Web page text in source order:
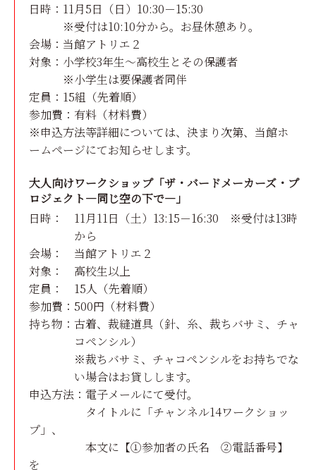
日時： 11月5日（日）10:30－15:30
※受付は10:10分から。お昼休憩あり。
会場： 当館アトリエ２
対象： 小学校3年生～高校生とその保護者
※小学生は要保護者同伴
定員： 15組（先着順）
参加費：有料（材料費）
※申込方法等詳細については、決まり次第、当館ホ
ームページにてお知らせします。
大人向けワークショップ「ザ・バードメーカーズ・プ
ロジェクト―同じ空の下で―」
日時：
11月11日（土）13:15－16:30 ※受付は13時
から
会場：
当館アトリエ２
対象：
高校生以上
定員：
15人（先着順）
参加費： 500円（材料費）
持ち物： 古着、裁縫道具（針、糸、裁ちバサミ、チャ
コペンシル）
※裁ちバサミ、チャコペンシルをお持ちでな
い場合はお貸しします。
申込方法：電子メールにて受付。
タイトルに「チャンネル14ワークショッ
プ」、
本文に【①参加者の氏名 ②電話番号】
を